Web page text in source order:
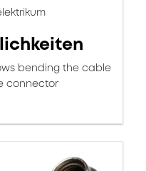
bending the cable
connector